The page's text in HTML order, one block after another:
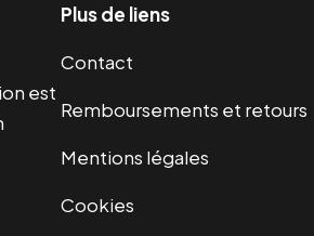
est
Plus de liens
Contact
Remboursements et retours
Mentions légales
Cookies